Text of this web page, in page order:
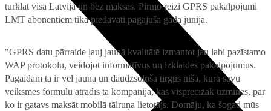
turklāt visā Latvijā un bez maksas. Pirmo reizi GPRS pakalpojumi
LMT abonentiem tika piedāvāti pagājušā gada jūnijā.
"GPRS datu pārraide ļauj jaunā kvalitātē izmantot jau labi pazīstamo
WAP protokolu, veidojot informatīvus un izklaides pakalpojumus.
Pagaidām tā ir vēl jauna un daudzsološa tirgus niša, kurā savu
veiksmes formulu atradīs tā kompānija, kas visprecīzāk uzminēs, par
ko ir gatavs maksāt mobilā tālruņa lietotājs. Domāju, ka šogad mūs